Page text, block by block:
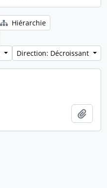
Hiérarchie
Direction: Décroissant